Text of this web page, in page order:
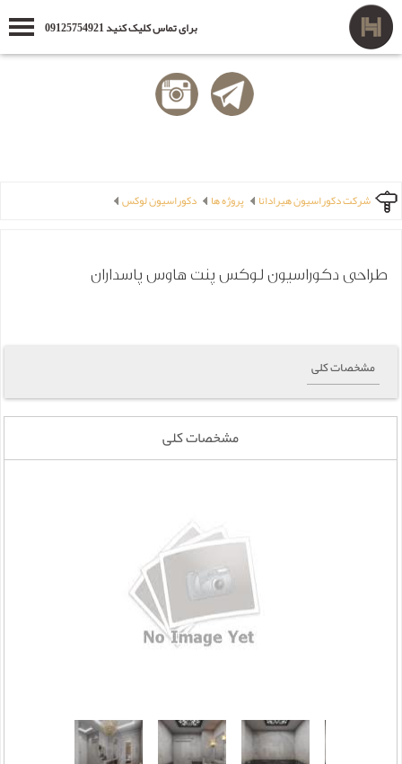
برای تماس کلیک کنید 09125754921
شرکت دکوراسیون هیرادانا پروژه ها دکوراسیون لوکس
طراحی دکوراسیون لوکس پنت هاوس پاسداران
مشخصات کلی
مشخصات کلی